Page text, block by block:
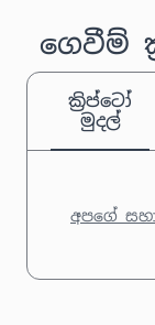
ගෙවීම්
ක්‍රිප්ටෝ
මුදල්
අපගේ